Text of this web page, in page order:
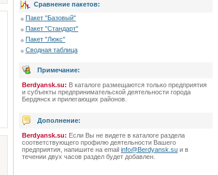
Сравнение пакетов:
Пакет "Базовый"
Пакет "Стандарт"
Пакет "Люкс"
Сводная таблица
Примечание:
Berdyansk.su: В каталоге размещаются только предприятия
и субъекты предпринимательской деятельности города
Бердянск и прилегающих районов.
Дополнение:
Berdyansk.su: Если Вы не видете в каталоге раздела
соответствующего профилю деятельности Вашего
предприятия, напишите на email info@Berdyansk.su и в
течении двух часов раздел будет добавлен.